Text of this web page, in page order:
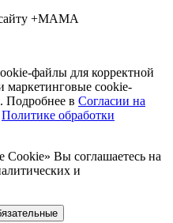
сайту +МАМА
файлы для корректной
маркетинговые cookie-
Подробнее в Согласии на
Политике обработки
Вы соглашаетесь на
и